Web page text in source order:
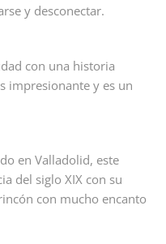
y desconectar.
con una historia
impresionante y es un
en Valladolid, este
del siglo XIX con su
con mucho encanto